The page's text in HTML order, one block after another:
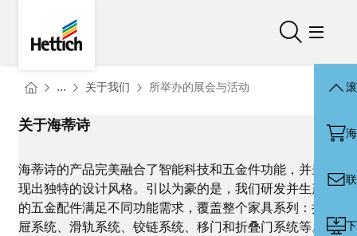
打开/关闭
打开/
You are here:
Homepage
... 关于我们 Homepage
所举办的展会与活动
关于海蒂诗
海蒂诗的产品完美融合了智能科技和五金件功能，并呈
现出独特的设计风格。引以为豪的是，我们研发并生产
的五金配件满足不同功能需求，覆盖整个家具系列：抽
屉系统、滑轨系统、铰链系统、移门和折叠门系统等。